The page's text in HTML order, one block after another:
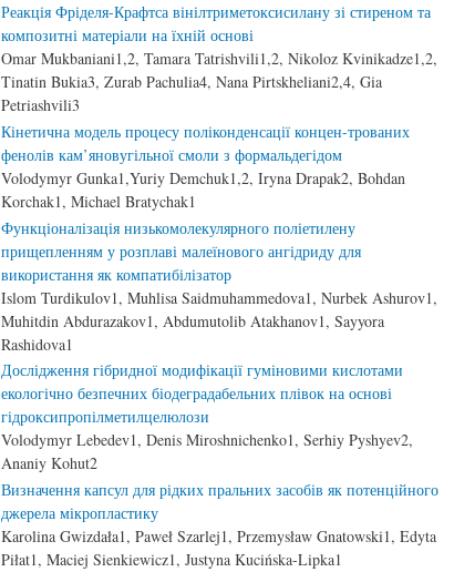
Реакція Фріделя-Крафтса вінілтриметоксисилану зі стиреном та
композитні матеріали на їхній основі
Omar Mukbaniani1,2, Tamara Tatrishvili1,2, Nikoloz Kvinikadze1,2,
Tinatin Bukia3, Zurab Pachulia4, Nana Pirtskheliani2,4, Gia
Petriashvili3
Кінетична модель процесу поліконденсації концен-трованих
фенолів кам’яновугільної смоли з формальдегідом
Volodymyr Gunka1,Yuriy Demchuk1,2, Iryna Drapak2, Bohdan
Korchak1, Michael Bratychak1
Функціоналізація низькомолекулярного поліетилену
прищепленням у розплаві малеїнового ангідриду для
використання як компатибілізатор
Islom Turdikulov1, Muhlisa Saidmuhammedova1, Nurbek Ashurov1,
Muhitdin Abdurazakov1, Abdumutolib Atakhanov1, Sayyora
Rashidova1
Дослідження гібридної модифікації гуміновими кислотами
екологічно безпечних біодеградабельних плівок на основі
гідроксипропілметилцелюлози
Volodymyr Lebedev1, Denis Miroshnichenko1, Serhiy Pyshyev2,
Ananiy Kohut2
Визначення капсул для рідких пральних засобів як потенційного
джерела мікропластику
Karolina Gwizdała1, Paweł Szarlej1, Przemysław Gnatowski1, Edyta
Piłat1, Maciej Sienkiewicz1, Justyna Kucińska-Lipka1